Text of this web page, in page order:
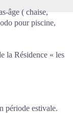
âge ( chaise,
pour piscine,
la Résidence « les
période estivale.